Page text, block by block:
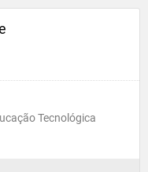
Tecnológica